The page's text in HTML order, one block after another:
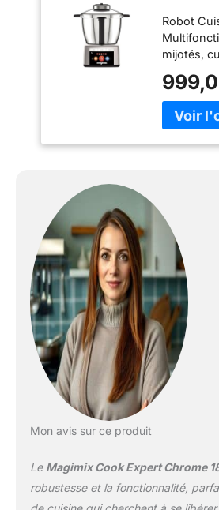
Cook
Inox 3,5
Moteur
W
Robot
mijotés,
brioches,
neige,
silencieux
moteur
garanti
garanti 3
capacité
bol
bols
– 1,2L). De
gratuites
tutos
Mon avis sur ce produit
Le Magimix Cook Expert Chrome
robustesse et la fonctionnalité,